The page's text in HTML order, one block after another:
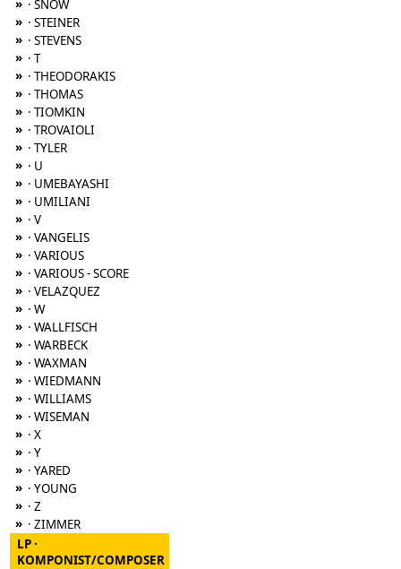
» · SNOW
» · STEINER
» · STEVENS
» · T
» · THEODORAKIS
» · THOMAS
» · TIOMKIN
» · TROVAIOLI
» · TYLER
» · U
» · UMEBAYASHI
» · UMILIANI
» · V
» · VANGELIS
» · VARIOUS
» · VARIOUS - SCORE
» · VELAZQUEZ
» · W
» · WALLFISCH
» · WARBECK
» · WAXMAN
» · WIEDMANN
» · WILLIAMS
» · WISEMAN
» · X
» · Y
» · YARED
» · YOUNG
» · Z
» · ZIMMER
LP ·
KOMPONIST/COMPOSER